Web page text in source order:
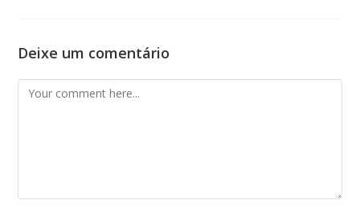
Deixe um comentário
Comment